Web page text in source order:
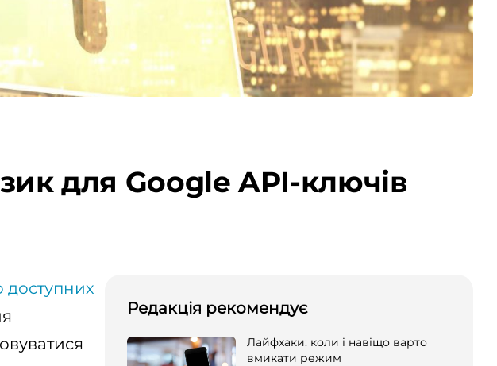
для Google API-ключів
доступних
Редакція рекомендує
Лайфхаки: коли і навіщо варто
вмикати режим